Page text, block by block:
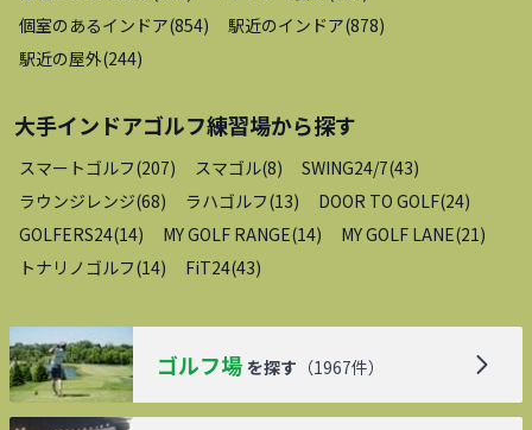
個室のあるインドア(854) 駅近のインドア(878)
駅近の屋外(244)
大手インドアゴルフ練習場から探す
スマートゴルフ(207) スマゴル(8) SWING24/7(43)
ラウンジレンジ(68) ラハゴルフ(13) DOOR TO GOLF(24)
GOLFERS24(14) MY GOLF RANGE(14) MY GOLF LANE(21)
トナリノゴルフ(14) FiT24(43)
ゴルフ場 を探す （1967件）